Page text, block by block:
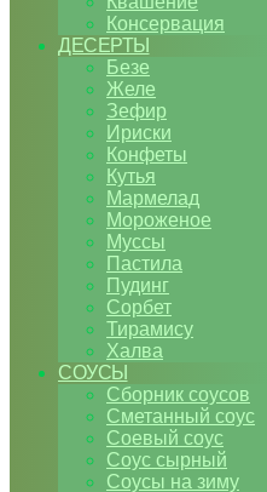
Консервация
ДЕСЕРТЫ
Безе
Желе
Зефир
Ириски
Конфеты
Кутья
Мармелад
Мороженое
Муссы
Пастила
Пудинг
Сорбет
Тирамису
Халва
СОУСЫ
Сборник соусов
Сметанный соус
Соевый соус
Соус сырный
Соусы на зиму